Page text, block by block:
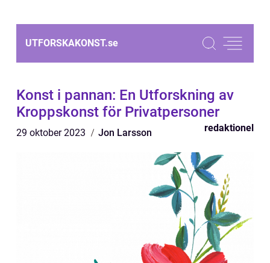
UTFORSKAKONST.se
Konst i pannan: En Utforskning av
Kroppskonst för Privatpersoner
29 oktober 2023 Jon Larsson redaktionel